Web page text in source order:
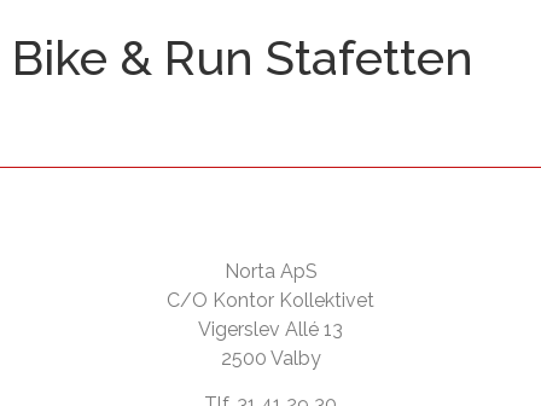
Bike & Run Stafetten
Norta ApS
C/O Kontor Kollektivet
Vigerslev Allé 13
2500 Valby